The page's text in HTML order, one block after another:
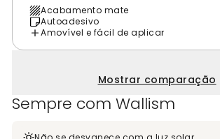
Acabamento mate
Autoadesivo
Amovível e fácil de aplicar
Mostrar comparação
Sempre com Wallism